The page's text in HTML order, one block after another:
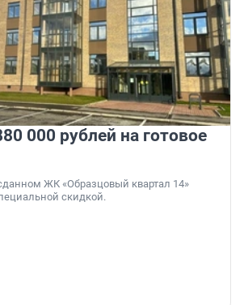
000 рублей на готовое
ЖК «Образцовый квартал 14»
скидкой.